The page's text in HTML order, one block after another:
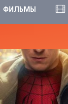
ФИЛЬМЫ